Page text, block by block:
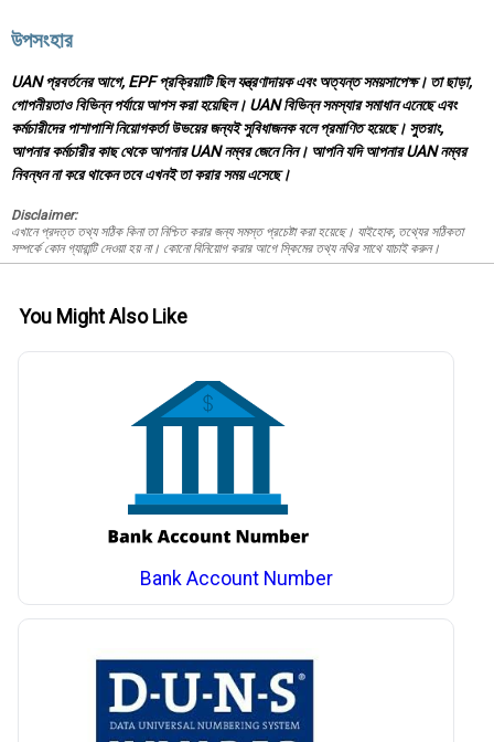
উপসংহার
UAN প্রবর্তনের আগে, EPF প্রক্রিয়াটি ছিল যন্ত্রণাদায়ক এবং অত্যন্ত সময়সাপেক্ষ। তা ছাড়া,
গোপনীয়তাও বিভিন্ন পর্যায়ে আপস করা হয়েছিল। UAN বিভিন্ন সমস্যার সমাধান এনেছে এবং
কর্মচারীদের পাশাপাশি নিয়োগকর্তা উভয়ের জন্যই সুবিধাজনক বলে প্রমাণিত হয়েছে। সুতরাং,
আপনার কর্মচারীর কাছ থেকে আপনার UAN নম্বর জেনে নিন। আপনি যদি আপনার UAN নম্বর
নিবন্ধন না করে থাকেন তবে এখনই তা করার সময় এসেছে।
Disclaimer:
এখানে প্রদত্ত তথ্য সঠিক কিনা তা নিশ্চিত করার জন্য সমস্ত প্রচেষ্টা করা হয়েছে। যাইহোক, তথ্যের সঠিকতা
সম্পর্কে কোন গ্যারান্টি দেওয়া হয় না। কোনো বিনিয়োগ করার আগে স্কিমের তথ্য নথির সাথে যাচাই করুন।
You Might Also Like
Bank Account Number